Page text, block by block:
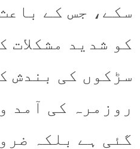
سکے، جس کے
کو شدید مشکلات
سڑکوں کی بندش
روزمرہ کی آمد
گئی ہے بلکہ